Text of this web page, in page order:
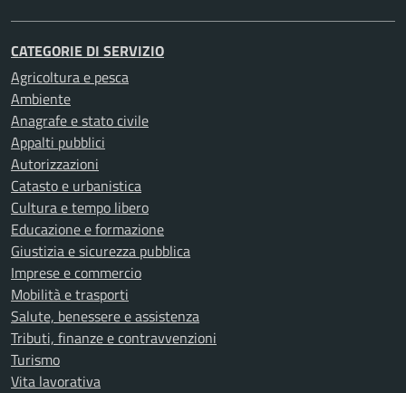
CATEGORIE DI SERVIZIO
Agricoltura e pesca
Ambiente
Anagrafe e stato civile
Appalti pubblici
Autorizzazioni
Catasto e urbanistica
Cultura e tempo libero
Educazione e formazione
Giustizia e sicurezza pubblica
Imprese e commercio
Mobilità e trasporti
Salute, benessere e assistenza
Tributi, finanze e contravvenzioni
Turismo
Vita lavorativa